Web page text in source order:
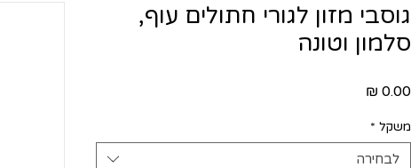
גוסבי מזון לגורי חתולים עוף,
סלמון וטונה
משקל *
לבחירה